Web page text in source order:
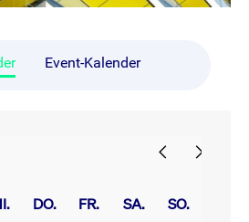
Event-Kalender
DO. FR. SA. SO.